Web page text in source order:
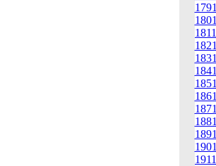
1791
1801
1811
1821
1831
1841
1851
1861
1871
1881
1891
1901
1911